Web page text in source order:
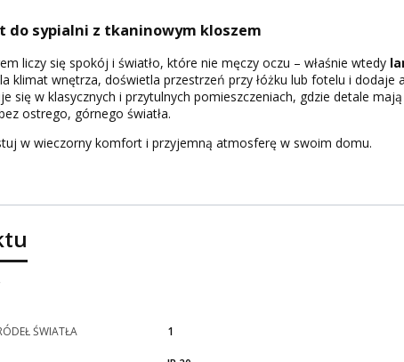
do sypialni z tkaninowym kloszem
liczy się spokój i światło, które nie męczy oczu – właśnie wtedy
klimat wnętrza, doświetla przestrzeń przy łóżku lub fotelu i dodaje
się w klasycznych i przytulnych pomieszczeniach, gdzie detale
ostrego, górnego światła.
w wieczorny komfort i przyjemną atmosferę w swoim domu.
ŚWIATŁA 1